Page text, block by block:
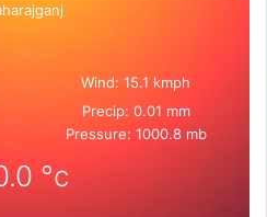
Wind: 15.1 kmph
Precip: 0.01 mm
Pressure: 1000.8 mb
°c